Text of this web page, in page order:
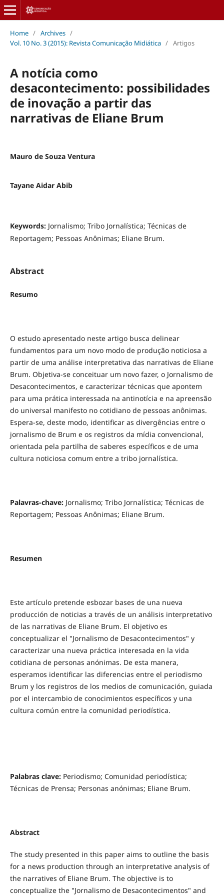
Home / Archives /
Vol. 10 No. 3 (2015): Revista Comunicação Midiática / Artigos
A notícia como
desacontecimento: possibilidades
de inovação a partir das
narrativas de Eliane Brum
Mauro de Souza Ventura
Tayane Aidar Abib
Keywords: Jornalismo; Tribo Jornalística; Técnicas de
Reportagem; Pessoas Anônimas; Eliane Brum.
Abstract
Resumo
O estudo apresentado neste artigo busca delinear
fundamentos para um novo modo de produção noticiosa a
partir de uma análise interpretativa das narrativas de Eliane
Brum. Objetiva-se conceituar um novo fazer, o Jornalismo de
Desacontecimentos, e caracterizar técnicas que apontem
para uma prática interessada na antinotícia e na apreensão
do universal manifesto no cotidiano de pessoas anônimas.
Espera-se, deste modo, identificar as divergências entre o
jornalismo de Brum e os registros da mídia convencional,
orientada pela partilha de saberes específicos e de uma
cultura noticiosa comum entre a tribo jornalística.
Palavras-chave: Jornalismo; Tribo Jornalística; Técnicas de
Reportagem; Pessoas Anônimas; Eliane Brum.
Resumen
Este artículo pretende esbozar bases de una nueva
producción de noticias a través de un análisis interpretativo
de las narrativas de Eliane Brum. El objetivo es
conceptualizar el "Jornalismo de Desacontecimentos" y
caracterizar una nueva práctica interesada en la vida
cotidiana de personas anónimas. De esta manera,
esperamos identificar las diferencias entre el periodismo
Brum y los registros de los medios de comunicación, guiada
por el intercambio de conocimientos específicos y una
cultura común entre la comunidad periodística.
Palabras clave: Periodismo; Comunidad periodística;
Técnicas de Prensa; Personas anónimas; Eliane Brum.
Abstract
The study presented in this paper aims to outline the basis
for a news production through an interpretative analysis of
the narratives of Eliane Brum. The objective is to
conceptualize the "Jornalismo de Desacontecimentos" and